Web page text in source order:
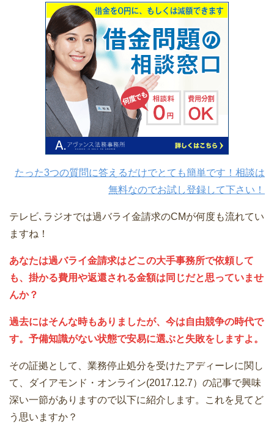
たった3つの質問に答えるだけでとても簡単です！相談は
無料なのでお試し登録して下さい！
テレビ､ラジオでは過バライ金請求のCMが何度も流れてい
ますね！
あなたは過バライ金請求はどこの大手事務所で依頼して
も、掛かる費用や返還される金額は同じだと思っていませ
んか？
過去にはそんな時もありましたが、今は自由競争の時代で
す。予備知識がない状態で安易に選ぶと失敗をしますよ。
その証拠として、業務停止処分を受けたアディーレに関し
て、ダイアモンド・オンライン(2017.12.7）の記事で興味
深い一節がありますので以下に紹介します。これを見てど
う思いますか？